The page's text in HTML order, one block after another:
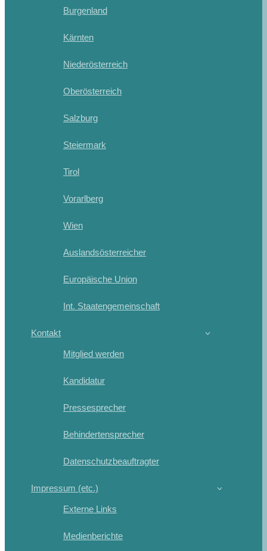
Burgenland
Kärnten
Niederösterreich
Oberösterreich
Salzburg
Steiermark
Tirol
Vorarlberg
Wien
Auslandsösterreicher
Europäische Union
Int. Staatengemeinschaft
Kontakt
Mitglied werden
Kandidatur
Pressesprecher
Behindertensprecher
Datenschutzbeauftragter
Impressum (etc.)
Externe Links
Medienberichte